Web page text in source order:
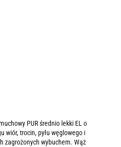
PUR średnio lekki EL o
wiór, trocin, pyłu węglowego i
zagrożonych wybuchem. Wąż